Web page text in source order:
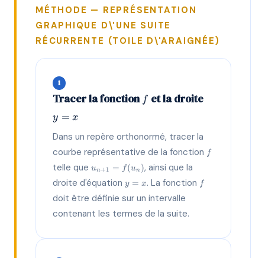
MÉTHODE — REPRÉSENTATION
GRAPHIQUE D\'UNE SUITE
RÉCURRENTE (TOILE D\'ARAIGNÉE)
1
Tracer la fonction ff et la droitey=x
y = x
Dans un repère orthonormé, tracer la
courbe représentative de la fonction ff
telle que u_{n+1}
= f(u_n)
un+1 = f(un ), ainsi que la
droite d'équation y=x
y = x. La fonction ff
doit être définie sur un intervalle
contenant les termes de la suite.